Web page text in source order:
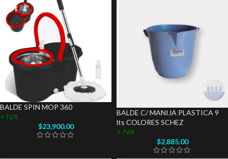
BALDE SPIN MOP 360
+ IVA
$23,900.00
BALDE C/ MANIJA PLASTICA 9
lts COLORES SCHEZ
+ IVA
$2,885.00